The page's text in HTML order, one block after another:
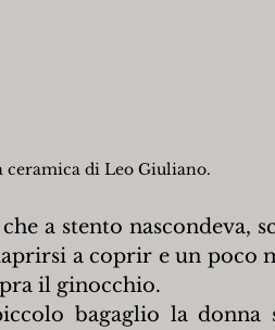
ceramica di Leo Giuliano.
a stento nascondeva,
a coprir e un poco
il ginocchio.
bagaglio la